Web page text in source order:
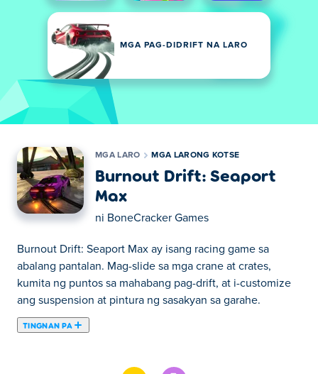
MGA PAG-DIDRIFT NA LARO
MGA LARO MGA LARONG KOTSE
Burnout Drift: Seaport
Max
ni BoneCracker Games
Burnout Drift: Seaport Max ay isang racing game sa
abalang pantalan. Mag-slide sa mga crane at crates,
kumita ng puntos sa mahabang pag-drift, at i-customize
ang suspension at pintura ng sasakyan sa garahe.
TINGNAN PA